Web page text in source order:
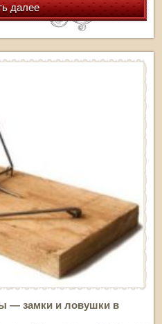
далее
— замки и ловушки в